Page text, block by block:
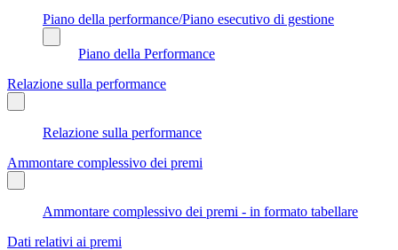
Piano della performance/Piano esecutivo di gestione
Piano della Performance
Relazione sulla performance
Relazione sulla performance
Ammontare complessivo dei premi
Ammontare complessivo dei premi - in formato tabellare
Dati relativi ai premi